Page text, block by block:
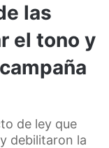
las
el tono y
de ley que
debilitaron la